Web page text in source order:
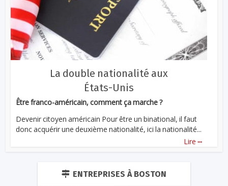
La double nationalité aux
États-Unis
Être franco-américain, comment ça marche ?
Devenir citoyen américain Pour être un binational, il faut
donc acquérir une deuxième nationalité, ici la nationalité...
Lire ...
ENTREPRISES À BOSTON